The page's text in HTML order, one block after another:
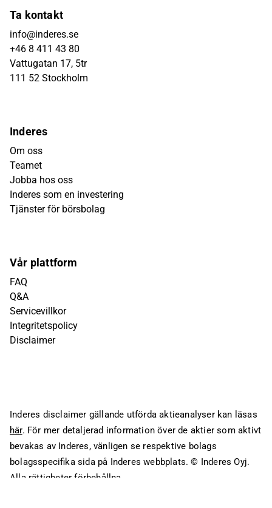
Ta kontakt
info@inderes.se
+46 8 411 43 80
Vattugatan 17, 5tr
111 52 Stockholm
Inderes
Om oss
Teamet
Jobba hos oss
Inderes som en investering
Tjänster för börsbolag
Vår plattform
FAQ
Q&A
Servicevillkor
Integritetspolicy
Disclaimer
Inderes disclaimer gällande utförda aktieanalyser kan läsas
här. För mer detaljerad information över de aktier som aktivt
bevakas av Inderes, vänligen se respektive bolags
bolagsspecifika sida på Inderes webbplats. © Inderes Oyj.
Alla rättigheter förbehållna.